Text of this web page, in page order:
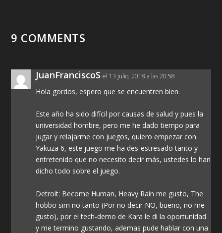
9 COMMENTS
JuanFranciscoS el 13 julio, 2018 a las 20:58
Hola gordos, espero que se encuentren bien.
Este año ha sido difícil por causas de salud y pues la
universidad hombre, pero me he dado tiempo para
jugar y relajarme con juegos, quiero empezar con
Yakuza 6, este juego me ha des-estresado tanto y
entretenido que no necesito decir más, ustedes lo han
dicho todo sobre el juego.
Detroit: Become Human, Heavy Rain me gusto, The
hobbo sim no tanto (Por no decir NO, bueno, no me
gusto), por el tech-demo de Kara le di la oportunidad
y me termino gustando, ademas pude hablar con una